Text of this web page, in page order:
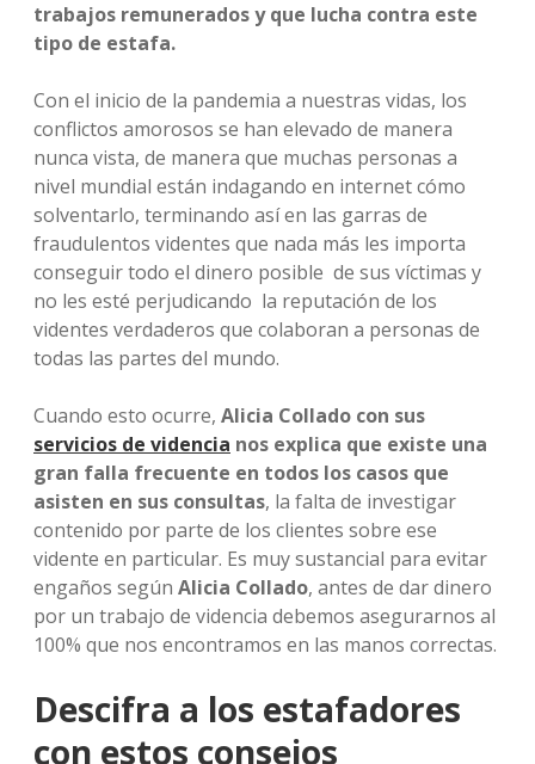
trabajos remunerados y que lucha contra este
tipo de estafa.
Con el inicio de la pandemia a nuestras vidas, los
conflictos amorosos se han elevado de manera
nunca vista, de manera que muchas personas a
nivel mundial están indagando en internet cómo
solventarlo, terminando así en las garras de
fraudulentos videntes que nada más les importa
conseguir todo el dinero posible de sus víctimas y
no les esté perjudicando la reputación de los
videntes verdaderos que colaboran a personas de
todas las partes del mundo.
Cuando esto ocurre, Alicia Collado con sus
servicios de videncia nos explica que existe una
gran falla frecuente en todos los casos que
asisten en sus consultas, la falta de investigar
contenido por parte de los clientes sobre ese
vidente en particular. Es muy sustancial para evitar
engaños según Alicia Collado, antes de dar dinero
por un trabajo de videncia debemos asegurarnos al
100% que nos encontramos en las manos correctas.
Descifra a los estafadores
con estos consejos